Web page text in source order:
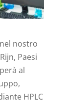
nel nostro
Paesi
al
HPLC